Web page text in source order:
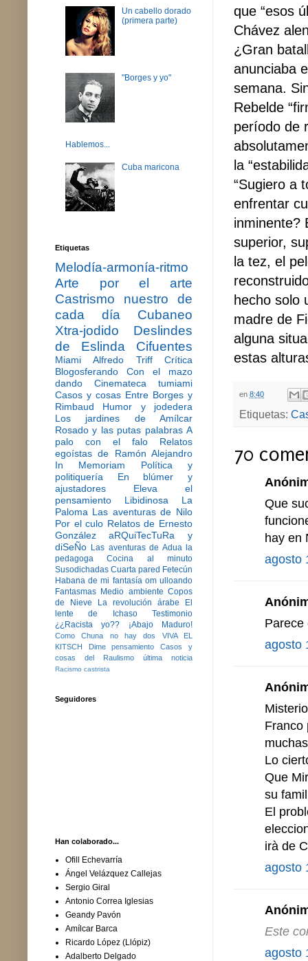
que “esos
Chávez
¿Gran
anunciaba
semana.
Rebelde
período de
la
“Sugiero a
enfrentar
inminente?
superior,
la tez, el
hecho solo
madre de
alguna
estas
en 8:40
Etiquetas:
70
Que
hay en
agosto
Parece
agosto
Franco
Lo
Que
su
El
irà de
agosto
Este
agosto
Un cabello dorado
(primera parte)
"Borges y yo"
Hablemos...
Cuba maricona
Etiquetas
Melodía-armonía-ritmo
Arte por el arte
Castrismo nuestro de
cada día
Cubaneo
Xtra-jodido
Deslindes
de Eslinda Cifuentes
Miami Alfredo Triff
Crítica
Blogosferando
Con el mazo
dando
Cinemateca tumiami
Casos y cosas Entre Borges y
Rimbaud
Humor y jodedera
Los jardines de Amílcar
Rosado y las putas palabras A
palo con el falo
Relatos
egoístas de Ramón Alejandro
In Memoriam
Política y
politiquería
En blúmer y
ajustadores
Eleva el
pensamiento
Libidinosa
La
Paloma Las aventuras de Nilo
Por el culo Relatos de Ernesto
González
aRQuiTecTuRa y
diSeÑo Las aventuras de Adua la
pedagoga
Cocina al minuto
Susodichadas Cuarta pared Fetecún
Habana de mi fantasía om ulloando
Fantasmas Medio ambiente Copos
de Nieve
La revolución árabe
El
lente de Ichaso
Testimonio
¿¿Racista yo??
¡Abajo Maduro!
Como Chuna no hay dos
VIVA EL
KITSCH
Dime pensamiento
Casos y
cosas del Raulismo
última noticia
Racismo castrista
Seguidores
Han colaborado...
Ofill Echevarría
Ángel Velázquez Callejas
Sergio Giral
Antonio Correa Iglesias
Geandy Pavón
Amílcar Barca
Ricardo López (Llópiz)
Adalberto Delgado